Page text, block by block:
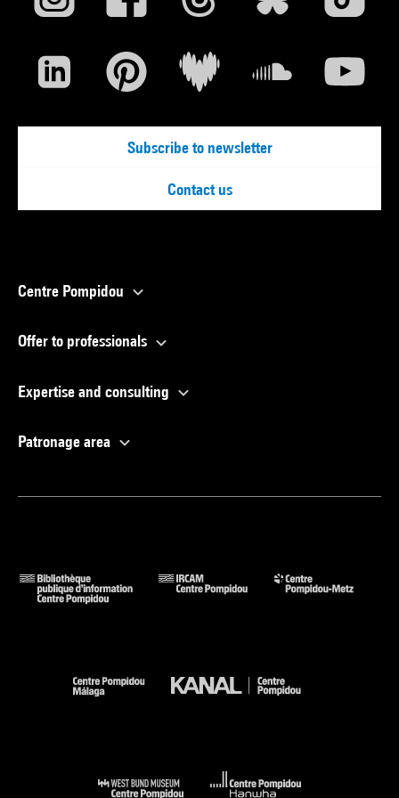
Subscribe to newsletter
Contact us
Centre Pompidou
Offer to professionals
Expertise and consulting
Patronage area